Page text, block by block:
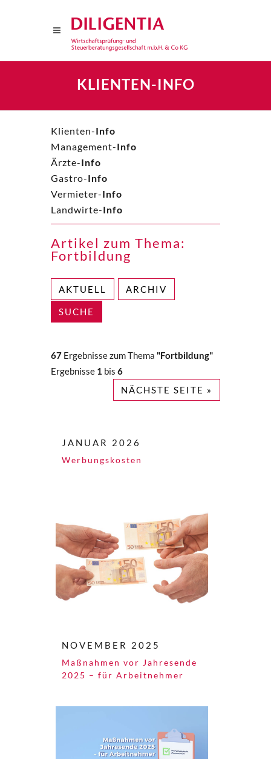
KLIENTEN-INFO
Klienten-Info
Management-Info
Ärzte-Info
Gastro-Info
Vermieter-Info
Landwirte-Info
Artikel zum Thema:
Fortbildung
AKTUELL ARCHIV
SUCHE
67 Ergebnisse zum Thema "Fortbildung"
Ergebnisse 1 bis 6
NÄCHSTE SEITE »
JANUAR 2026
Werbungskosten
NOVEMBER 2025
Maßnahmen vor Jahresende
2025 – für Arbeitnehmer